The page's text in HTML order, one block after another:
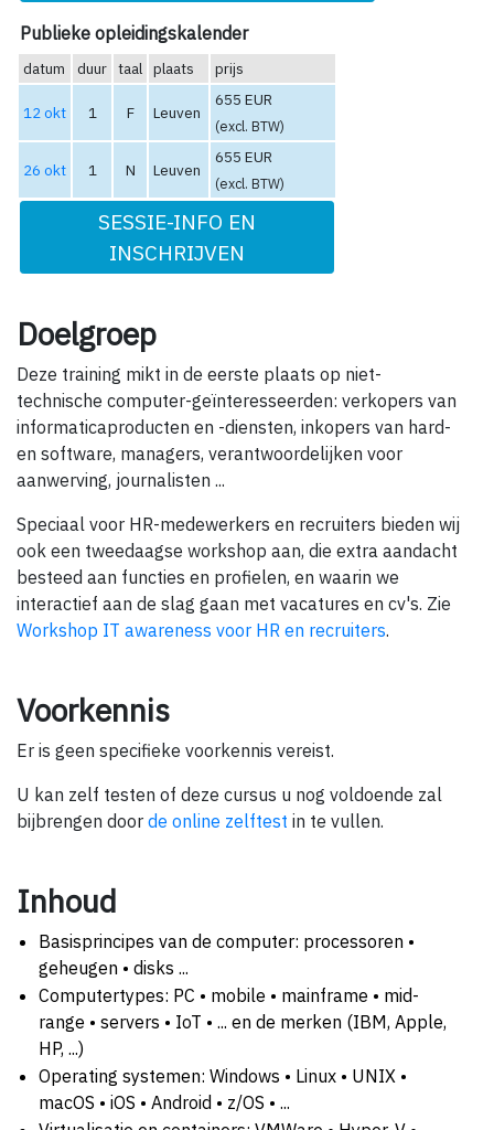
Publieke opleidingskalender
datum duur taal plaats prijs
12 okt 1 F Leuven
655 EUR
(excl. BTW)
26 okt 1 N Leuven
655 EUR
(excl. BTW)
SESSIE-INFO EN
INSCHRIJVEN
Doelgroep
Deze training mikt in de eerste plaats op niet-
technische computer-geïnteresseerden: verkopers van
informaticaproducten en -diensten, inkopers van hard-
en software, managers, verantwoordelijken voor
aanwerving, journalisten ...
Speciaal voor HR-medewerkers en recruiters bieden wij
ook een tweedaagse workshop aan, die extra aandacht
besteed aan functies en profielen, en waarin we
interactief aan de slag gaan met vacatures en cv's. Zie
Workshop IT awareness voor HR en recruiters.
Voorkennis
Er is geen specifieke voorkennis vereist.
U kan zelf testen of deze cursus u nog voldoende zal
bijbrengen door de online zelftest in te vullen.
Inhoud
Basisprincipes van de computer: processoren •
geheugen • disks ...
Computertypes: PC • mobile • mainframe • mid-
range • servers • IoT • ... en de merken (IBM, Apple,
HP, ...)
Operating systemen: Windows • Linux • UNIX •
macOS • iOS • Android • z/OS • ...